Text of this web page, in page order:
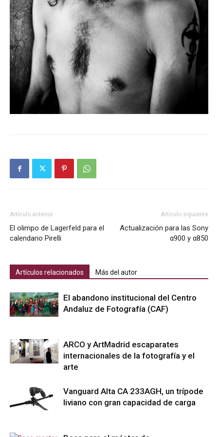
Artículo anterior
El olimpo de Lagerfeld para el
calendario Pirelli
Artículo siguiente
Actualización para las Sony
α900 y α850
Artículos relacionados Más del autor
El abandono institucional del Centro
Andaluz de Fotografía (CAF)
ARCO y ArtMadrid escaparates
internacionales de la fotografía y el
arte
Vanguard Alta CA 233AGH, un trípode
liviano con gran capacidad de carga